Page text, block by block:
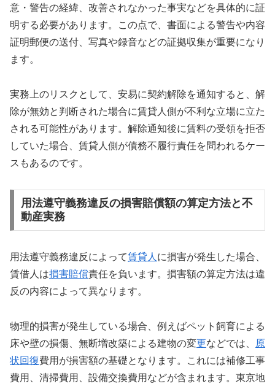
意・警告の経緯、改善されなかった事実などを具体的に証
明する必要があります。この点で、書面による警告や内容
証明郵便の送付、写真や録音などの証拠収集が重要になり
ます。
実務上のリスクとして、安易に契約解除を通知すると、解
除が無効と判断された場合に賃貸人側が不利な立場に立た
される可能性があります。解除通知後に賃料の受領を拒否
していた場合、賃貸人側が債務不履行責任を問われるケー
スもあるのです。
用法遵守義務違反の損害賠償額の算定方法と不
動産実務
用法遵守義務違反によって賃貸人に損害が発生した場合、
賃借人は損害賠償責任を負います。損害額の算定方法は違
反の内容によって異なります。
物理的損害が発生している場合、例えばペット飼育による
床や壁の損傷、無断増改築による建物の変更などでは、
原
状回復費用が損害額の基礎となります。これには補修工事
費用、清掃費用、設備交換費用などが含まれます。東京地